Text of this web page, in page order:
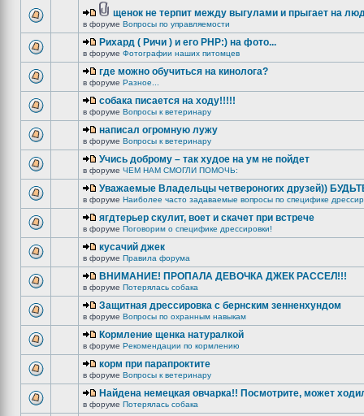
щенок не терпит между выгулами и прыгает на
в форуме Вопросы по управляемости
Рихард ( Ричи ) и его РНР:) на фото...
в форуме Фотографии наших питомцев
где можно обучиться на кинолога?
в форуме Разное...
собака писается на ходу!!!!!
в форуме Вопросы к ветеринару
написал огромную лужу
в форуме Вопросы к ветеринару
Учись доброму – так худое на ум не пойдет
в форуме ЧЕМ НАМ СМОГЛИ ПОМОЧЬ:
Уважаемые Владельцы четвероногих друзей))
в форуме Наиболее часто задаваемые вопросы по специфике
ягдтерьер скулит, воет и скачет при встрече
в форуме Поговорим о специфике дрессировки!
кусачий джек
в форуме Правила форума
ВНИМАНИЕ! ПРОПАЛА ДЕВОЧКА ДЖЕК РАССЕЛ!!!
в форуме Потерялась собака
Защитная дрессировка с бернским зенненхундом
в форуме Вопросы по охранным навыкам
Кормление щенка натуралкой
в форуме Рекомендации по кормлению
корм при парапроктите
в форуме Вопросы к ветеринару
Найдена немецкая овчарка!! Посмотрите, может
в форуме Потерялась собака